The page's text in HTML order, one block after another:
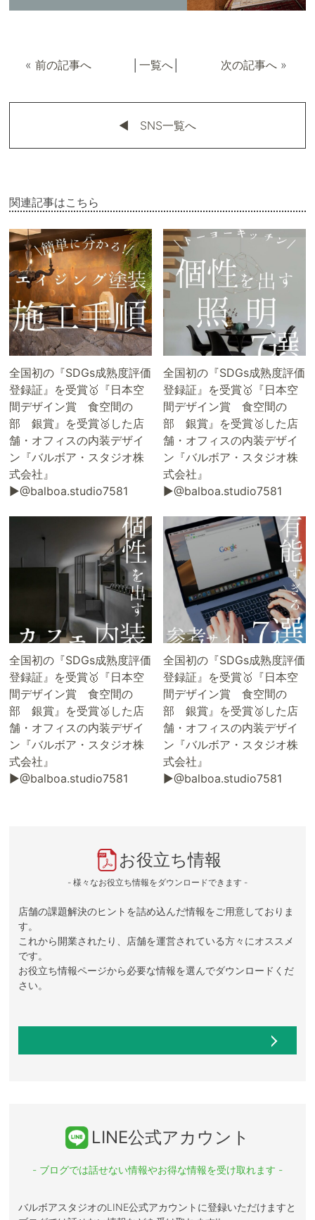
« 前の記事へ 一覧へ│ 次の記事へ»
◀︎ SNS一覧へ
関連記事はこちら
全国初の『SDGs成熟度評価
登録証』を受賞🥇『日本空
間デザイン賞 食空間の
部 銀賞』を受賞🥈した店
舗・オフィスの内装デザイ
ン『バルボア・スタジオ株
式会社』
▶@balboa.studio7581
全国初の『SDGs成熟度評価
登録証』を受賞🥇『日本空
間デザイン賞 食空間の
部 銀賞』を受賞🥈した店
舗・オフィスの内装デザイ
ン『バルボア・スタジオ株
式会社』
▶@balboa.studio7581
全国初の『SDGs成熟度評価
登録証』を受賞🥇『日本空
間デザイン賞 食空間の
部 銀賞』を受賞🥈した店
舗・オフィスの内装デザイ
ン『バルボア・スタジオ株
式会社』
▶@balboa.studio7581
全国初の『SDGs成熟度評価
登録証』を受賞🥇『日本空
間デザイン賞 食空間の
部 銀賞』を受賞🥈した店
舗・オフィスの内装デザイ
ン『バルボア・スタジオ株
式会社』
▶@balboa.studio7581
お役立ち情報
- 様々なお役立ち情報をダウンロードできます -
店舗の課題解決のヒントを詰め込んだ情報をご用意しておりま
す。
これから開業されたり、店舗を運営されている方々にオススメ
です。
お役立ち情報ページから必要な情報を選んでダウンロードくだ
さい。
LINE公式アカウント
- ブログでは話せない情報やお得な情報を受け取れます -
バルボアスタジオのLINE公式アカウントに登録いただけますと